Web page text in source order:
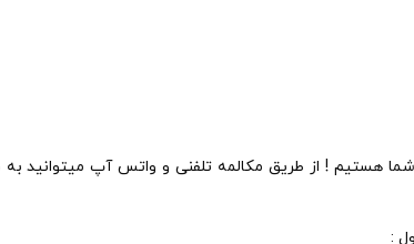
هستیم ! از طریق مکالمه تلفنی و واتس آپ میتوانید به
: